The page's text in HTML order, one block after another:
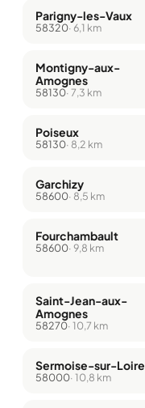
Parigny-les-Vaux
58320· 6,1 km
Montigny-aux-
Amognes
58130· 7,3 km
Poiseux
58130· 8,2 km
Garchizy
58600· 8,5 km
Fourchambault
58600· 9,8 km
Saint-Jean-aux-
Amognes
58270· 10,7 km
Sermoise-sur-Loire
58000· 10,8 km